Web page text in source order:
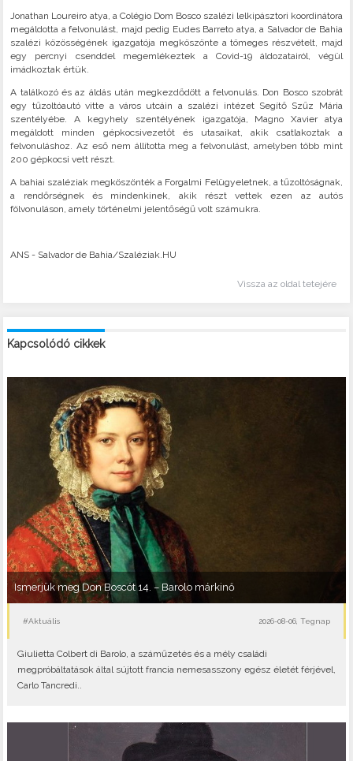
Jonathan Loureiro atya, a Colégio Dom Bosco szalézi lelkipásztori koordinátora
megáldotta a felvonulást, majd pedig Eudes Barreto atya, a Salvador de Bahia
szalézi közösségének igazgatója megköszönte a tömeges részvételt, majd
egy percnyi csenddel megemlékeztek a Covid-19 áldozatairól, végül
imádkoztak értük.
A találkozó és az áldás után megkezdődött a felvonulás. Don Bosco szobrát
egy tűzoltóautó vitte a város utcáin a szalézi intézet Segítő Szűz Mária
szentélyébe. A kegyhely szentélyének igazgatója, Magno Xavier atya
megáldott minden gépkocsivezetőt és utasaikat, akik csatlakoztak a
felvonuláshoz. Az eső nem állította meg a felvonulást, amelyben több mint
200 gépkocsi vett részt.
A bahiai szaléziak megköszönték a Forgalmi Felügyeletnek, a tűzoltóságnak,
a rendőrségnek és mindenkinek, akik részt vettek ezen az autós
fölvonuláson, amely történelmi jelentőségű volt számukra.
ANS - Salvador de Bahia/Szaléziak.HU
Vissza az oldal tetejére
Kapcsolódó cikkek
Ismerjük meg Don Boscót 14. – Barolo márkinő
#Aktuális 2026-08-06, Tegnap
Giulietta Colbert di Barolo, a száműzetés és a mély családi
megpróbáltatások által sújtott francia nemesasszony egész életét férjével,
Carlo Tancredi..